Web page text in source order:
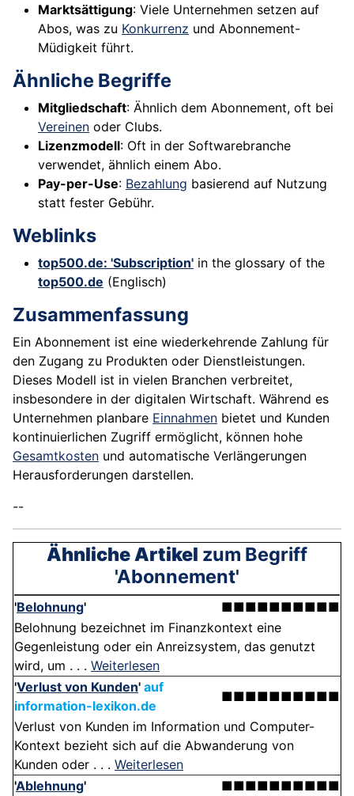
Marktsättigung: Viele Unternehmen setzen auf
Abos, was zu Konkurrenz und Abonnement-
Müdigkeit führt.
Ähnliche Begriffe
Mitgliedschaft: Ähnlich dem Abonnement, oft bei
Vereinen oder Clubs.
Lizenzmodell: Oft in der Softwarebranche
verwendet, ähnlich einem Abo.
Pay-per-Use: Bezahlung basierend auf Nutzung
statt fester Gebühr.
Weblinks
top500.de: 'Subscription' in the glossary of the
top500.de (Englisch)
Zusammenfassung
Ein Abonnement ist eine wiederkehrende Zahlung für
den Zugang zu Produkten oder Dienstleistungen.
Dieses Modell ist in vielen Branchen verbreitet,
insbesondere in der digitalen Wirtschaft. Während es
Unternehmen planbare Einnahmen bietet und Kunden
kontinuierlichen Zugriff ermöglicht, können hohe
Gesamtkosten und automatische Verlängerungen
Herausforderungen darstellen.
--
Ähnliche Artikel zum Begriff
'Abonnement'
'Belohnung'
■■■■■■■■■■
Belohnung bezeichnet im Finanzkontext eine
Gegenleistung oder ein Anreizsystem, das genutzt
wird, um . . . Weiterlesen
'Verlust von Kunden' auf
information-lexikon.de
■■■■■■■■■■
Verlust von Kunden im Information und Computer-
Kontext bezieht sich auf die Abwanderung von
Kunden oder . . . Weiterlesen
'Ablehnung' ■■■■■■■■■■